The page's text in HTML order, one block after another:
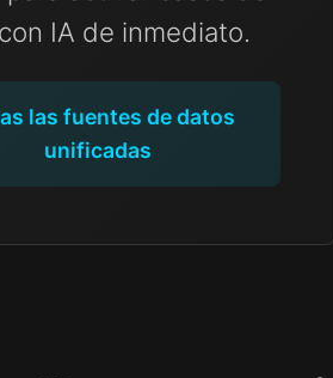
IA de inmediato.
las fuentes de datos
unificadas